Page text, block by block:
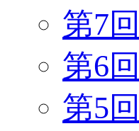
第7回
第6回
第5回